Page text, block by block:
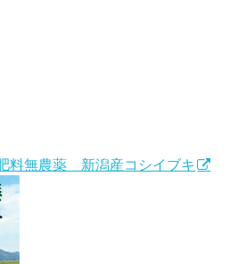
料無農薬 新潟産コシイブキ